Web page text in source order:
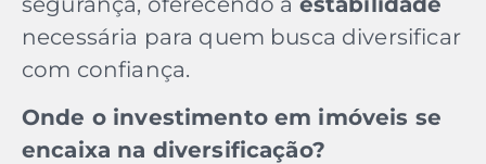
necessária para quem busca diversificar
com confiança.
Onde o investimento em imóveis se
encaixa na diversificação?